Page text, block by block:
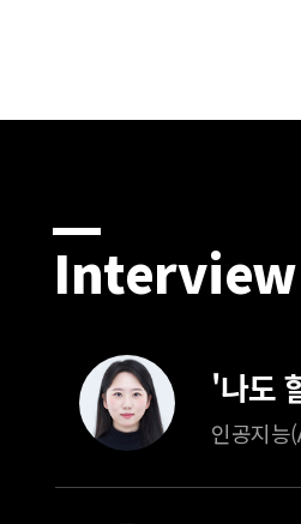
Interview
인공지능